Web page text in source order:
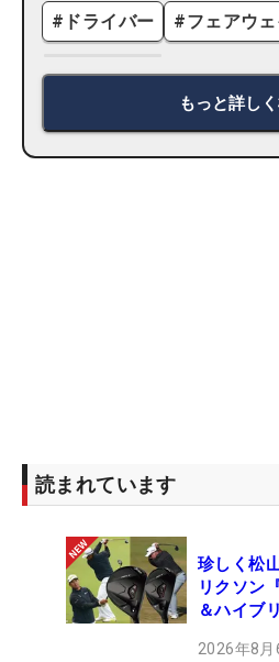
# ドライバー #フェアウ
もっと詳し
読まれています
珍しく松
リクソン
＆ハイブ
2026年8月